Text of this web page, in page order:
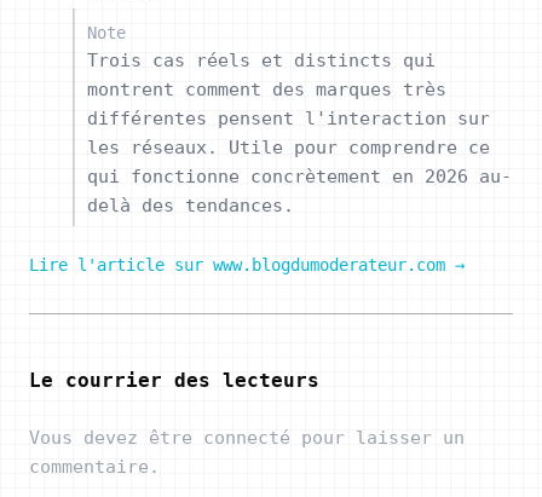
Note
Trois cas réels et distincts qui
montrent comment des marques très
différentes pensent l'interaction sur
les réseaux. Utile pour comprendre ce
qui fonctionne concrètement en 2026 au-
delà des tendances.
Lire l'article sur www.blogdumoderateur.com →
Le courrier des lecteurs
Vous devez être connecté pour laisser un
commentaire.